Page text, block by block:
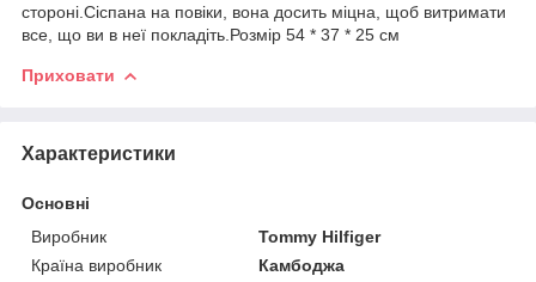
стороні.Сіспана на повіки, вона досить міцна, щоб витримати
все, що ви в неї покладіть.Розмір 54 * 37 * 25 см
Приховати
Характеристики
Основні
Виробник
Tommy Hilfiger
Країна виробник
Камбоджа